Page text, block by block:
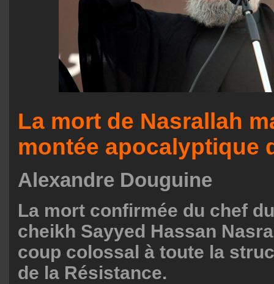
La mort de Nasrallah
montée apocalyptique
Alexandre Douguine
La mort confirmée du chef
cheikh Sayyed Hassan
coup colossal à toute la
de la Résistance.